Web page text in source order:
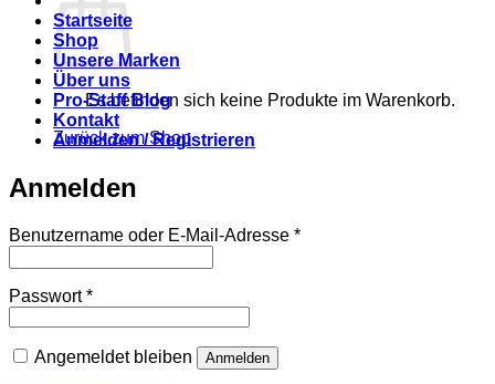
Es befinden sich keine Produkte im Warenkorb.
Zurück zum Shop
Startseite
Shop
Unsere Marken
Über uns
Pro-Staff Blog
Kontakt
Anmelden / Registrieren
Anmelden
Benutzername oder E-Mail-Adresse *Erforderlich
Passwort*Erforderlich
Angemeldet bleiben Anmelden